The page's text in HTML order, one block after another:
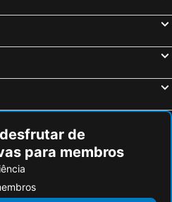
de
para membros